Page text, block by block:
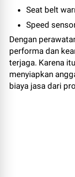
Seat belt
Speed
Dengan
performa dan
terjaga. Karena
menyiapkan
biaya jasa dari